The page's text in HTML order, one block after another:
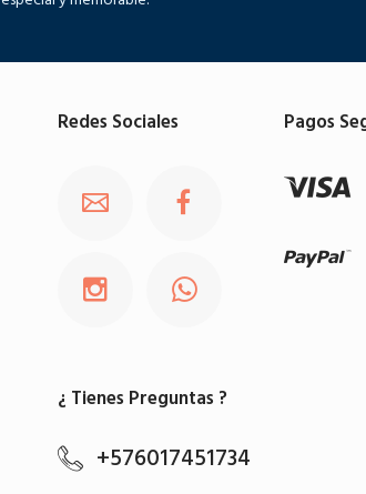
Redes Sociales
¿ Tienes Preguntas ?
+576017451734
Pagos